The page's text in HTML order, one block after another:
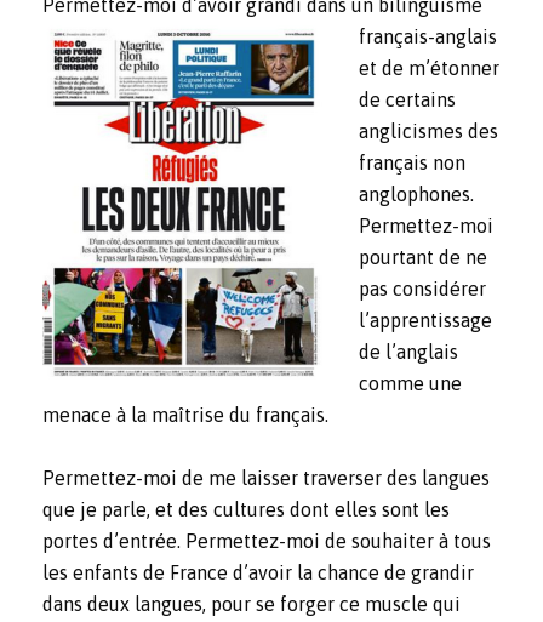
Permettez-moi d’avoir grandi dans un bilinguisme
français-anglais
et de m’étonner
de certains
anglicismes des
français non
anglophones.
Permettez-moi
pourtant de ne
pas considérer
l’apprentissage
de l’anglais
comme une
menace à la maîtrise du français.
Permettez-moi de me laisser traverser des langues
que je parle, et des cultures dont elles sont les
portes d’entrée. Permettez-moi de souhaiter à tous
les enfants de France d’avoir la chance de grandir
dans deux langues, pour se forger ce muscle qui